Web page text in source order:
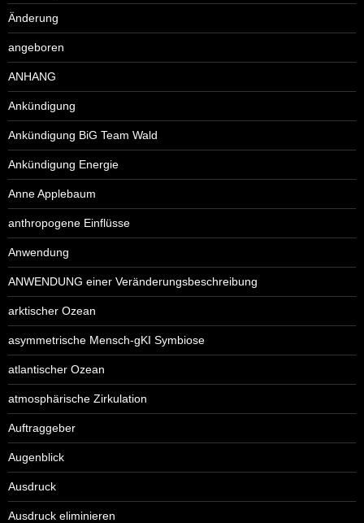
Änderung
angeboren
ANHANG
Ankündigung
Ankündigung BiG Team Wald
Ankündigung Energie
Anne Applebaum
anthropogene Einflüsse
Anwendung
ANWENDUNG einer Veränderungsbeschreibung
arktischer Ozean
asymmetrische Mensch-gKI Symbiose
atlantischer Ozean
atmosphärische Zirkulation
Auftraggeber
Augenblick
Ausdruck
Ausdruck eliminieren